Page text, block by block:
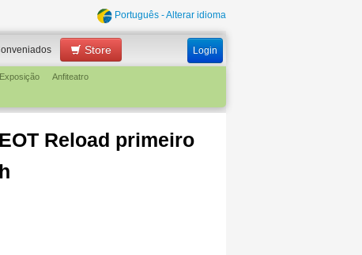
Português - Alterar idioma
Login
Store
Exposição Anfiteatro
Reload primeiro